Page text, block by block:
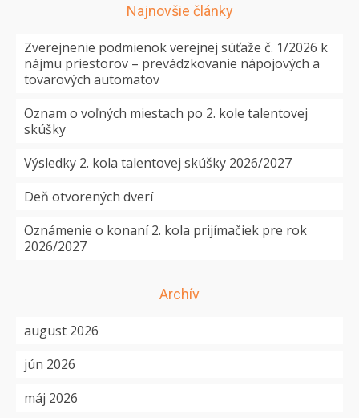
Najnovšie články
Zverejnenie podmienok verejnej súťaže č. 1/2026 k
nájmu priestorov – prevádzkovanie nápojových a
tovarových automatov
Oznam o voľných miestach po 2. kole talentovej
skúšky
Výsledky 2. kola talentovej skúšky 2026/2027
Deň otvorených dverí
Oznámenie o konaní 2. kola prijímačiek pre rok
2026/2027
Archív
august 2026
jún 2026
máj 2026